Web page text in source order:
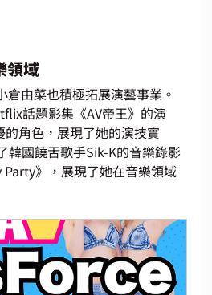
領域
倉由菜也積極拓展演藝事業。
話題影集《AV帝王》的演
角色，展現了她的演技實
韓國饒舌歌手Sik-K的音樂錄影
Party》，展現了她在音樂領域